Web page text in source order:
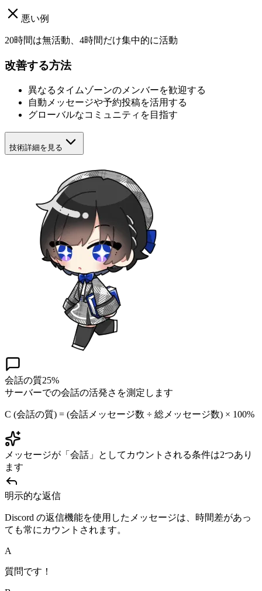
悪い例
20時間は無活動、4時間だけ集中的に活動
改善する方法
異なるタイムゾーンのメンバーを歓迎する
自動メッセージや予約投稿を活用する
グローバルなコミュニティを目指す
技術詳細を見る
会話の質25%
サーバーでの会話の活発さを測定します
C (会話の質) = (会話メッセージ数 ÷ 総メッセージ数) × 100%
メッセージが「会話」としてカウントされる条件は2つあり
ます
明示的な返信
Discord の返信機能を使用したメッセージは、時間差があっ
ても常にカウントされます。
A
質問です！